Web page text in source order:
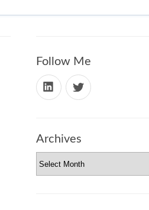
Follow Me
Archives